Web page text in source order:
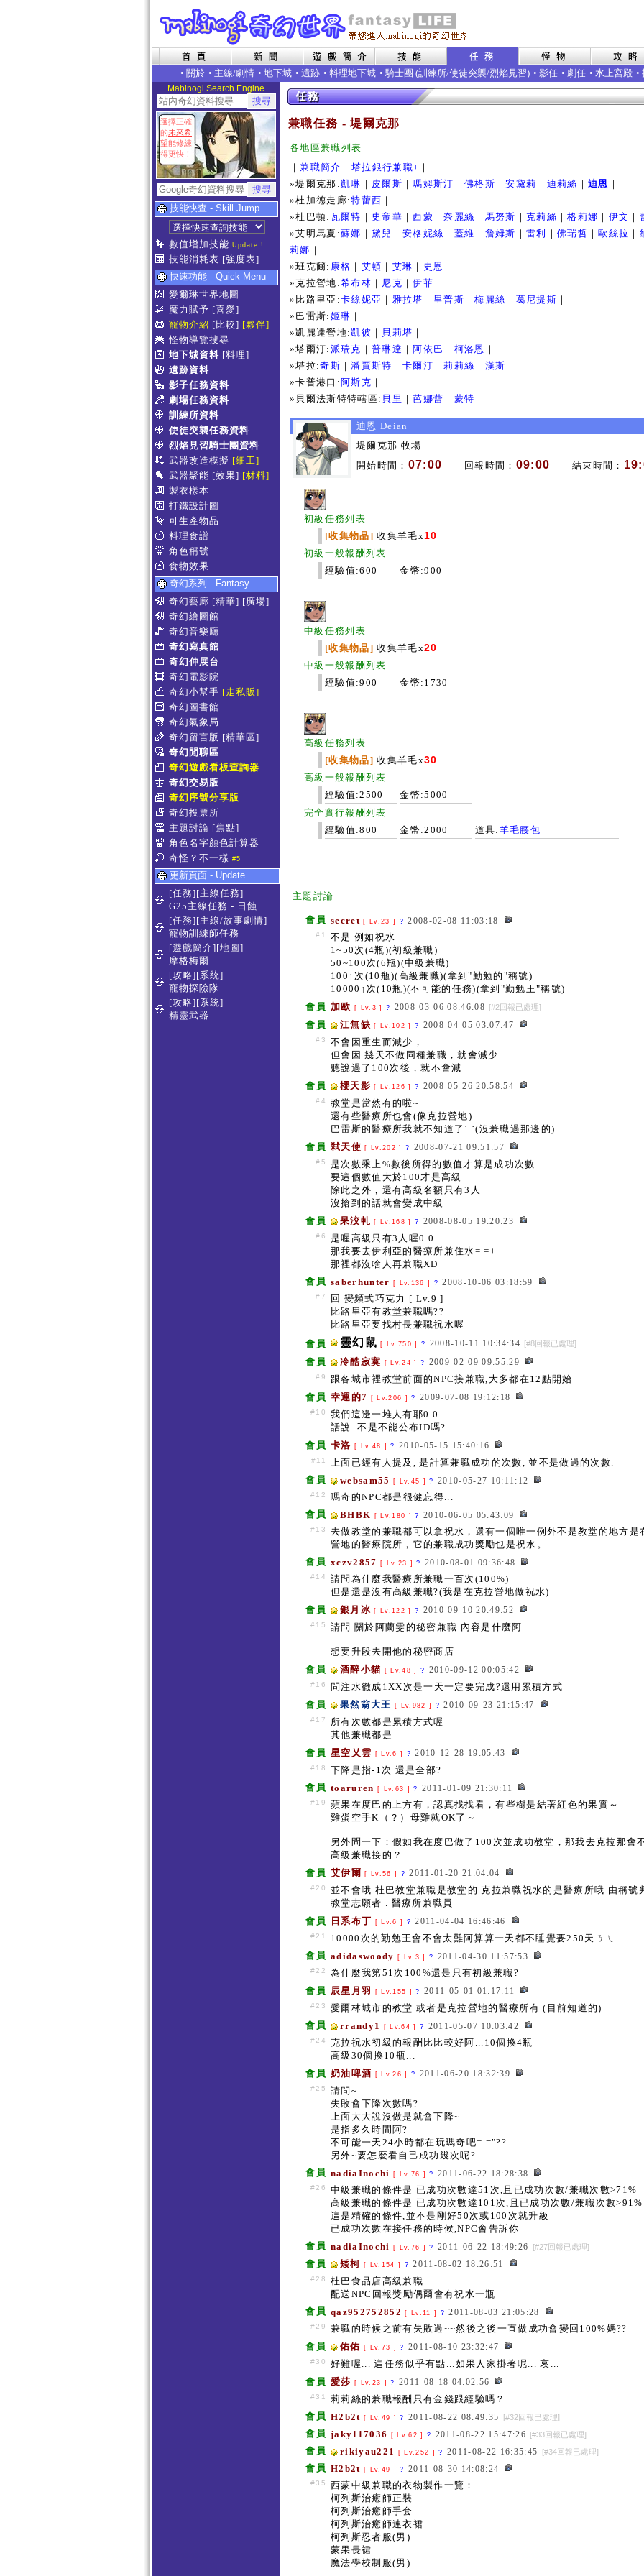
• 關於 • 主線/劇情 • 地下城 • 遺跡 • 料理地下城 • 騎士團 (訓練所/使徒突襲/烈焰見習) • 影任 • 劇任 • 水上宮殿 •
Mabinogi Search Engine
選擇正確
的未來希
望能修練
得更快！
技能快查 - Skill Jump
數值增加技能 Update !
技能消耗表 [強度表]
快速功能 - Quick Menu
愛爾琳世界地圖
魔力賦予 [喜愛]
寵物介紹 [比較] [夥伴]
怪物導覽搜尋
地下城資料 [料理]
遺跡資料
影子任務資料
劇場任務資料
訓練所資料
使徒突襲任務資料
烈焰見習騎士團資料
武器改造模擬 [細工]
武器聚能 [效果] [材料]
製衣樣本
打鐵設計圖
可生產物品
料理食譜
角色稱號
食物效果
奇幻系列 - Fantasy
奇幻藝廊 [精華] [廣場]
奇幻繪圖館
奇幻音樂廳
奇幻寫真館
奇幻伸展台
奇幻電影院
奇幻小幫手 [走私販]
奇幻圖書館
奇幻氣象局
奇幻留言版 [精華區]
奇幻閒聊區
奇幻遊戲看板查詢器
奇幻交易版
奇幻序號分享版
奇幻投票所
主題討論 [焦點]
角色名字顏色計算器
奇怪？不一樣 #5
更新頁面 - Update
[任務][主線任務]
G25主線任務 - 日蝕
[任務][主線/故事劇情]
寵物訓練師任務
[遊戲簡介][地圖]
摩格梅爾
[攻略][系統]
寵物探險隊
[攻略][系統]
精靈武器
兼職任務 - 堤爾克那
各地區兼職列表
｜兼職簡介 ｜塔拉銀行兼職+ ｜
»堤爾克那:凱琳 ｜ 皮爾斯 ｜瑪姆斯汀 ｜佛格斯 ｜安黛莉 ｜ 迪莉絲 ｜迪恩 ｜
»杜加德走廊:特蕾西 ｜
»杜巴頓: 瓦爾特 ｜ 史帝華 ｜西蒙 ｜奈麗絲 ｜ 馬努斯 ｜克莉絲 ｜格莉娜 ｜ 伊文 ｜
»艾明馬夏:蘇娜 ｜黛兒 ｜安格妮絲 ｜ 蓋維 ｜ 詹姆斯 ｜雷利 ｜佛瑞哲 ｜歐絲拉 ｜
莉娜 ｜
»班克爾: 康格 ｜ 艾頓 ｜ 艾琳 ｜ 史恩 ｜
»克拉營地:希布林 ｜ 尼克 ｜伊菲 ｜
»比路里亞:卡絲妮亞 ｜ 雅拉塔 ｜ 里普斯 ｜梅麗絲 ｜ 葛尼提斯 ｜
»巴雷斯: 姬琳 ｜
»凱麗達營地:凱彼 ｜ 貝莉塔 ｜
»塔爾汀: 派瑞克 ｜普琳達 ｜ 阿依巴 ｜ 柯洛恩 ｜
»塔拉:奇斯 ｜潘賈斯特 ｜卡爾汀 ｜莉莉絲 ｜ 漢斯 ｜
»卡普港口: 阿斯克 ｜
»貝爾法斯特特轄區: 貝里 ｜芭娜蕾 ｜ 蒙特 ｜
迪恩 Deian
堤爾克那 牧場
開始時間： 07:00 回報時間： 09:00 結束時間：
初級任務列表
[收集物品] 收集羊毛x10
初級一般報酬列表
經驗值:600
金幣:900
中級任務列表
[收集物品] 收集羊毛x20
中級一般報酬列表
經驗值:900
金幣:1730
高級任務列表
[收集物品] 收集羊毛x30
高級一般報酬列表
經驗值:2500
金幣:5000
完全實行報酬列表
經驗值:800
金幣:2000 道具: 羊毛腰包
主題討論
會員 secret [ Lv.23 ] ? 2008-02-08 11:03:18
#1
不是 例如祝水
1~50次(4瓶)(初級兼職)
50~100次(6瓶)(中級兼職)
100↑次(10瓶)(高級兼職)(拿到"勤勉的"稱號)
10000↑次(10瓶)(不可能的任務)(拿到"勤勉王"稱號)
會員 加歐 [ Lv.3 ]? 2008-03-06 08:46:08 [#2回報已處理]
會員 江無缺 [ Lv.102 ] ? 2008-04-05 03:07:47
#3
不會因重生而減少，
但會因 幾天不做同種兼職，就會減少
聽說過了100次後，就不會減
會員
櫻天影 [ Lv.126 ] ? 2008-05-26 20:58:54
#4
教堂是當然有的啦~
還有些醫療所也會(像克拉營地)
巴雷斯的醫療所我就不知道了˙ ˙(沒兼職過那邊的)
會員 弒天使 [ Lv.202 ] ? 2008-07-21 09:51:57
#5
是次數乘上%數後所得的數值才算是成功次數
要這個數值大於100才是高級
除此之外，還有高級名額只有3人
沒搶到的話就會變成中級
會員
呆洨軋 [ Lv.168 ] ? 2008-08-05 19:20:23
#6
是喔高級只有3人喔0.0
那我要去伊利亞的醫療所兼住水= =+
那裡都沒啥人再兼職XD
會員 saberhunter [ Lv.136 ] ? 2008-10-06 03:18:59
#7
回 變頻式巧克力 [ Lv.9 ]
比路里亞有教堂兼職嗎??
比路里亞要找村長兼職祝水喔
會員
靈幻鼠 [ Lv.750 ] ? 2008-10-11 10:34:34 [#8回報已處理]
會員 冷酷寂寞 [ Lv.24 ]? 2009-02-09 09:55:29
#9
跟各城市裡教堂前面的NPC接兼職,大多都在12點開始
會員 幸運的7 [ Lv.206 ]? 2009-07-08 19:12:18
#10
我們這邊一堆人有耶0.0
話說..不是不能公布ID嗎?
會員 卡洛 [ Lv.48 ]? 2010-05-15 15:40:16
#11
上面已經有人提及, 是計算兼職成功的次數, 並不是做過的次數.
會員
websam55 [ Lv.45 ]? 2010-05-27 10:11:12
#12
瑪奇的NPC都是很健忘得...
會員
BHBK [ Lv.180 ]? 2010-06-05 05:43:09
#13
去做教堂的兼職都可以拿祝水，還有一個唯一例外不是教堂的地方是
營地的醫療院所，它的兼職成功獎勵也是祝水。
會員 xczv2857 [ Lv.23 ]? 2010-08-01 09:36:48
#14
請問為什麼我醫療所兼職一百次(100%)
但是還是沒有高級兼職?(我是在克拉營地做祝水)
會員
銀月冰 [ Lv.122 ] ? 2010-09-10 20:49:52
#15 請問 關於阿蘭雯的秘密兼職 內容是什麼阿
想要升段去開他的秘密商店
會員
酒醉小貓 [ Lv.48 ]? 2010-09-12 00:05:42
#16
問注水徹成1XX次是一天一定要完成?還用累積方式
會員
果然翁大王 [ Lv.982 ] ? 2010-09-23 21:15:47
#17
所有次數都是累積方式喔
其他兼職都是
會員 星空乂雲 [ Lv.6 ] ? 2010-12-28 19:05:43
#18
下降是指-1次 還是全部?
會員 toaruren [ Lv.63 ]? 2011-01-09 21:30:11
#19
蘋果在度巴的上方有，認真找找看，有些樹是結著紅色的果實～
雞蛋空手K（？）母雞就OK了～
另外問一下：假如我在度巴做了100次並成功教堂，那我去克拉那會
高級兼職接的？
會員 艾伊爾 [ Lv.56 ] ? 2011-01-20 21:04:04
#20
並不會哦 杜巴教堂兼職是教堂的 克拉兼職祝水的是醫療所哦 由稱號
教堂志願者 . 醫療所兼職員
會員
日系布丁 [ Lv.6 ] ? 2011-04-04 16:46:46
#21
10000次的勤勉王會不會太難阿算算一天都不睡覺要250天ㄋㄟ
會員 adidaswoody [ Lv.3 ]? 2011-04-30 11:57:53
#22
為什麼我第51次100%還是只有初級兼職?
會員 辰星月羽 [ Lv.155 ]? 2011-05-01 01:17:11
#23
愛爾林城市的教堂 或者是克拉營地的醫療所有 (目前知道的)
會員
rrandy1 [ Lv.64 ]? 2011-05-07 10:03:42
#24
克拉祝水初級的報酬比比較好阿...10個換4瓶
高級30個換10瓶...
會員 奶油啤酒 [ Lv.26 ]? 2011-06-20 18:32:39
#25
請問~
失敗會下降次數嗎?
上面大大說沒做是就會下降~
是指多久時間阿?
不可能一天24小時都在玩瑪奇吧= ="??
另外~要怎麼看自己成功幾次呢?
會員 nadiaInochi [ Lv.76 ]? 2011-06-22 18:28:38
#26
中級兼職的條件是 已成功次數達51次,且已成功次數/兼職次數>71%
高級兼職的條件是 已成功次數達101次,且已成功次數/兼職次數
這是精確的條件,並不是剛好50次或100次就升級
已成功次數在接任務的時候,NPC會告訴你
會員 nadiaInochi [ Lv.76 ]? 2011-06-22 18:49:26 [#27回報已處理]
會員 矮柯 [ Lv.154 ] ? 2011-08-02 18:26:51
#28
杜巴食品店高級兼職
配送NPC回報獎勵偶爾會有祝水一瓶
會員 qaz952752852 [ Lv.11 ] ? 2011-08-03 21:05:28
#29
兼職的時候之前有失敗過~~然後之後一直做成功會變回100%媽??
會員
佑佑 [ Lv.73 ]? 2011-08-10 23:32:47
#30
好難喔... 這任務似乎有點...如果人家掛著呢... 哀...
會員 愛莎 [ Lv.23 ]? 2011-08-18 04:02:56
#31
莉莉絲的兼職報酬只有金錢跟經驗嗎？
會員 H2b2t [ Lv.49 ]? 2011-08-22 08:49:35 [#32回報已處理]
會員 jaky117036 [ Lv.62 ]? 2011-08-22 15:47:26 [#33回報已處理]
會員 rikiyau221 [ Lv.252 ]? 2011-08-22 16:35:45 [#34回報已處理]
會員 H2b2t [ Lv.49 ]? 2011-08-30 14:08:24
#35
西蒙中級兼職的衣物製作一覽：
柯列斯治癒師正裝
柯列斯治癒師手套
柯列斯治癒師連衣裙
柯列斯忍者服(男)
蒙果長裙
魔法學校制服(男)